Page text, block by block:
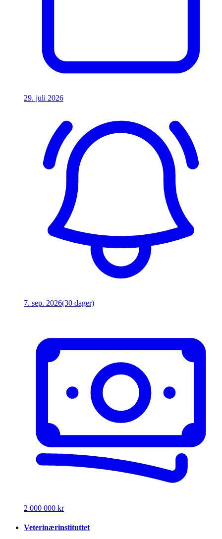
29. juli 2026
7. sep. 2026(30 dager)
2 000 000 kr
Veterinærinstituttet